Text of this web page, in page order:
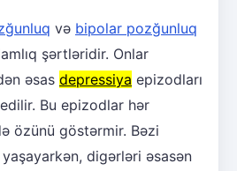
və bipolar pozğunluq
şərtləridir. Onlar
əsas depressiya epizodları
Bu epizodlar hər
özünü göstərmir. Bəzi
digərləri əsasən